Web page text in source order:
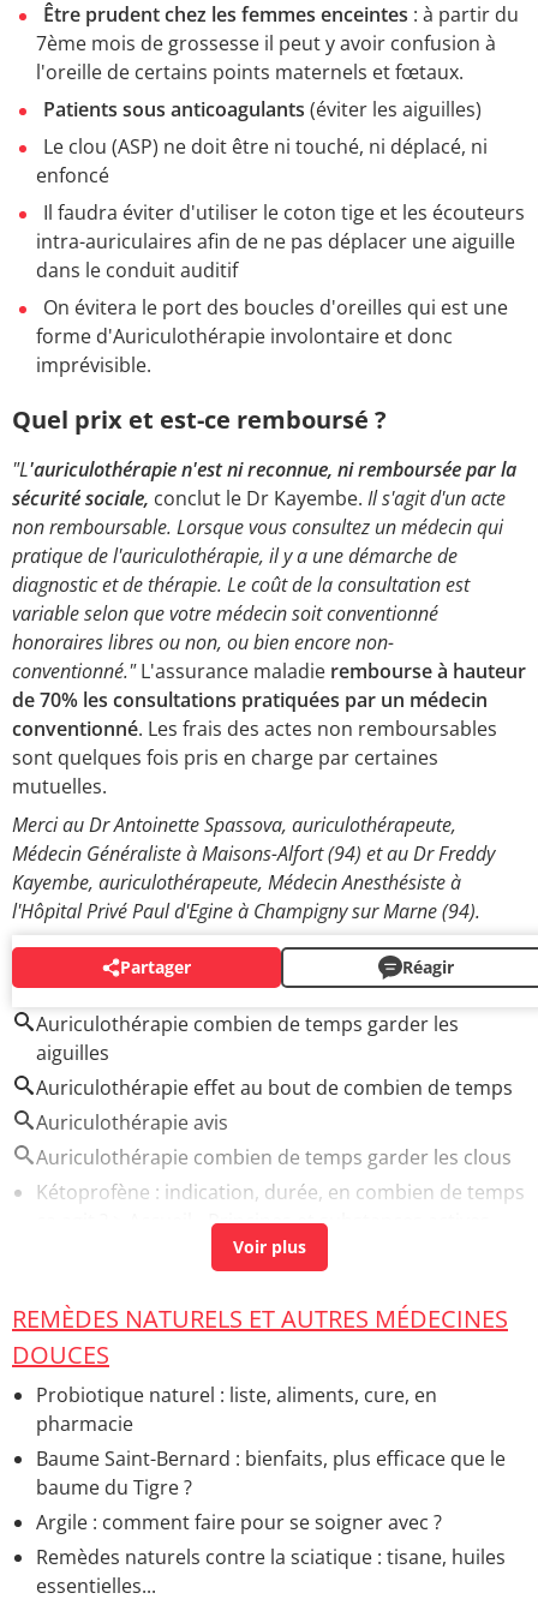
Être prudent chez les femmes enceintes : à partir du
7ème mois de grossesse il peut y avoir confusion à
l'oreille de certains points maternels et fœtaux.
Patients sous anticoagulants (éviter les aiguilles)
Le clou (ASP) ne doit être ni touché, ni déplacé, ni
enfoncé
Il faudra éviter d'utiliser le coton tige et les écouteurs
intra-auriculaires afin de ne pas déplacer une aiguille
dans le conduit auditif
On évitera le port des boucles d'oreilles qui est une
forme d'Auriculothérapie involontaire et donc
imprévisible.
Quel prix et est-ce remboursé ?
"L'auriculothérapie n'est ni reconnue, ni remboursée par la
sécurité sociale, conclut le Dr Kayembe. Il s'agit d'un acte
non remboursable. Lorsque vous consultez un médecin qui
pratique de l'auriculothérapie, il y a une démarche de
diagnostic et de thérapie. Le coût de la consultation est
variable selon que votre médecin soit conventionné
honoraires libres ou non, ou bien encore non-
conventionné."L'assurance maladie rembourse à hauteur
de 70% les consultations pratiquées par un médecin
conventionné. Les frais des actes non remboursables
sont quelques fois pris en charge par certaines
mutuelles.
Merci au Dr Antoinette Spassova, auriculothérapeute,
Médecin Généraliste à Maisons-Alfort (94) et au Dr Freddy
Kayembe, auriculothérapeute, Médecin Anesthésiste à
l'Hôpital Privé Paul d'Egine à Champigny sur Marne (94).
Partager Réagir
AUTOUR DU MÊME SUJET
Auriculothérapie combien de temps garder les
aiguilles
Auriculothérapie effet au bout de combien de temps
Auriculothérapie avis
Auriculothérapie combien de temps garder les clous
Kétoprofène : indication, durée, en combien de temps
> Accueil - Principes et substances actives
Misoprostol : effets, combien de temps pour agir ?
Bronchite : durée, symptômes, traitement,
contagieuse ?
Jeûne intermittent : 16/8, durée, jours, heures,
comment faire ?
> Accueil - Régimes et équilibre
alimentaire
Test de grossesse : résultats, quand et comment
> Accueil - Questions de femme enceinte
Fosfomycine : indication, famille, sans ordonnance ?
Accueil - Principes et substances actives
REMÈDES NATURELS ET AUTRES MÉDECINES
DOUCES
Probiotique naturel : liste, aliments, cure, en
pharmacie
Baume Saint-Bernard : bienfaits, plus efficace que le
baume du Tigre ?
Argile : comment faire pour se soigner avec ?
Remèdes naturels contre la sciatique : tisane, huiles
essentielles...